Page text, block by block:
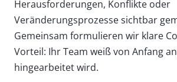
Herausforderungen, Konflikte oder
Veränderungsprozesse sichtbar
Gemeinsam formulieren wir klare
Vorteil: Ihr Team weiß von Anfang
hingearbeitet wird.